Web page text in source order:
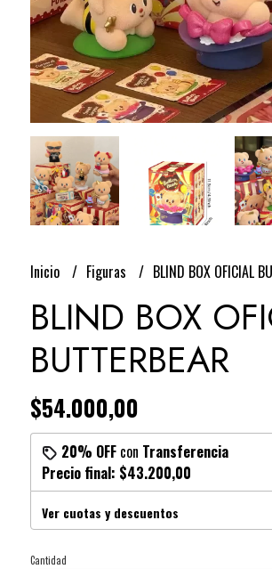
Inicio Figuras BLIND BOX OFICIAL
BLIND BOX
BUTTERBEAR
$54.000,00
20% OFFcon Transferencia
Precio final: $43.200,00
Ver cuotas y descuentos
Cantidad